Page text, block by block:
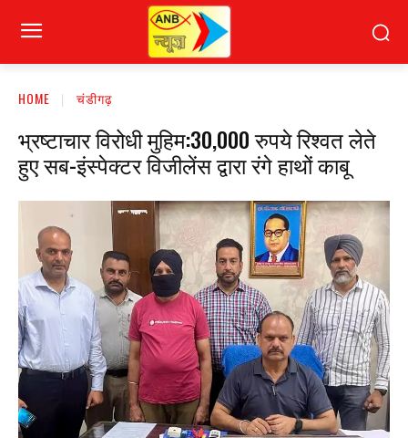
HOME चंडीगढ़
भ्रष्टाचार विरोधी मुहिम:30,000 रुपये रिश्वत लेते
हुए सब-इंस्पेक्टर विजीलेंस द्वारा रंगे हाथों काबू